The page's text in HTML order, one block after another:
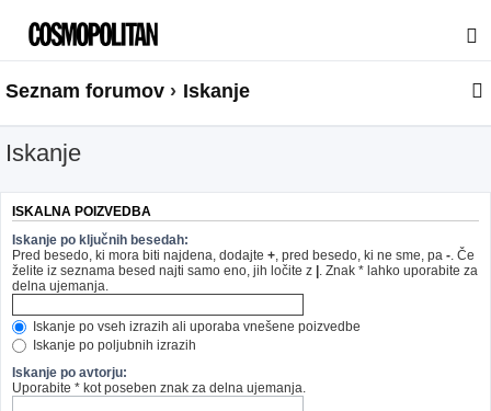
Seznam forumov Iskanje
Iskanje
ISKALNA POIZVEDBA
Iskanje po ključnih besedah:
Pred besedo, ki mora biti najdena, dodajte + , pred besedo, ki ne sme, pa - . Če
želite iz seznama besed najti samo eno, jih ločite z | . Znak * lahko uporabite za
delna ujemanja.
Iskanje po vseh izrazih ali uporaba vnešene poizvedbe
Iskanje po poljubnih izrazih
Iskanje po avtorju:
Uporabite * kot poseben znak za delna ujemanja.